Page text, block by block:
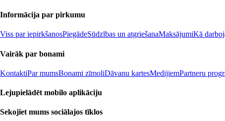
Informācija par pirkumu
Viss par iepirkšanosPiegādeSūdzības un atgriešanaMaksājumiKā
Vairāk par bonami
KontaktiPar mumsBonami zīmoliDāvanu kartesMedijiemPartneru
Lejupielādēt mobilo aplikāciju
Sekojiet mums sociālajos tīklos